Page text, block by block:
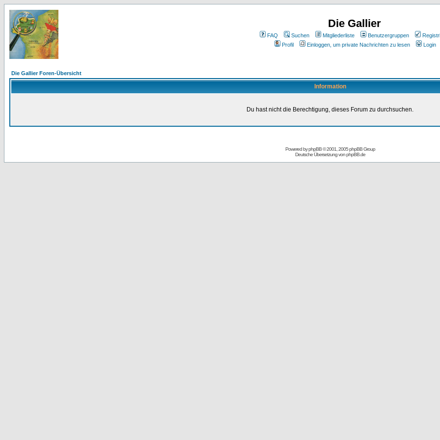
Die Gallier
FAQ Suchen Mitgliederliste Benutzergruppen
Profil
Einloggen, um private Nachrichten zu lesen Login
Die Gallier Foren-Übersicht
Information
Du hast nicht die Berechtigung, dieses Forum zu durchsuchen.
Powered byphpBB© 2001, 2005 phpBB Group
Deutsche Übersetzung vonphpBB.de